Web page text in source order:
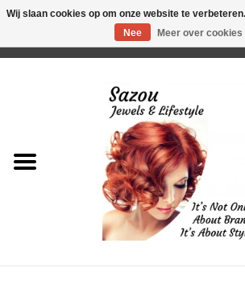
Just for Him
Wij slaan cookies op om onze website te
Nee
Meer over cookies